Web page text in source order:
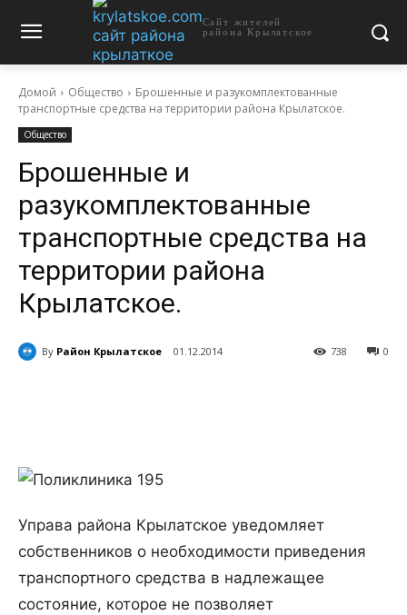
Сайт жителей
района Крылатское
Домой Общество
Брошенные и разукомплектованные
транспортные средства на территории района Крылатское.
Общество
Брошенные и
разукомплектованные
транспортные средства на
территории района
Крылатское.
By Район Крылатское 01.12.2014 0
738
Управа района Крылатское уведомляет
собственников о необходимости приведения
транспортного средства в надлежащее
состояние, которое не позволяет